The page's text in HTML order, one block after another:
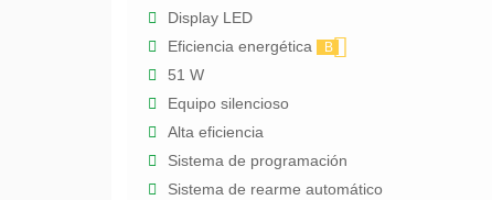
Display LED
Eficiencia energética
B
51 W
Equipo silencioso
Alta eficiencia
Sistema de programación
Sistema de rearme automático